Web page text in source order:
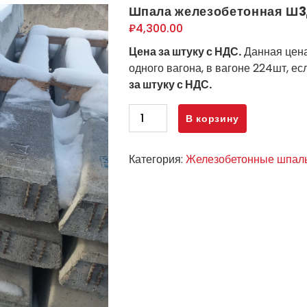
Шпала железобетонная
₽4,300.00
Цена за штуку с НДС.Данная цена
одного вагона, в вагоне 224шт,
за штуку с НДС.
Количество
товара
железобетонная
В корзину
Категория: Железобетонные